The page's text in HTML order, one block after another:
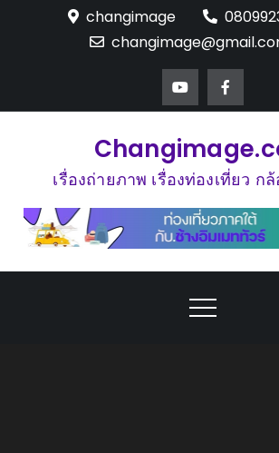
changimage
เรื่องถ่ายภาพ เรื่องท่องเที่ยว ก